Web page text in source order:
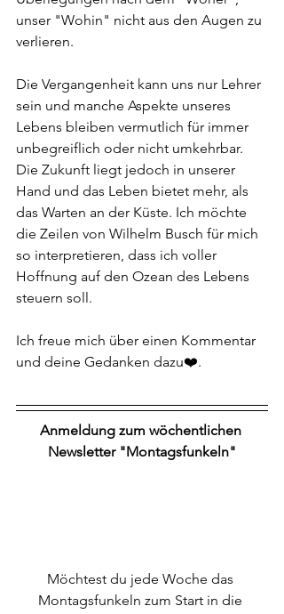
unser "Wohin" nicht aus den Augen zu
verlieren.
Die Vergangenheit kann uns nur Lehrer
sein und manche Aspekte unseres
Lebens bleiben vermutlich für immer
unbegreiflich oder nicht umkehrbar.
Die Zukunft liegt jedoch in unserer
Hand und das Leben bietet mehr, als
das Warten an der Küste. Ich möchte
die Zeilen von Wilhelm Busch für mich
so interpretieren, dass ich voller
Hoffnung auf den Ozean des Lebens
steuern soll.
Ich freue mich über einen Kommentar
und deine Gedanken dazu❤️.
Anmeldung zum wöchentlichen
Newsletter "Montagsfunkeln"
Möchtest du jede Woche das
Montagsfunkeln zum Start in die